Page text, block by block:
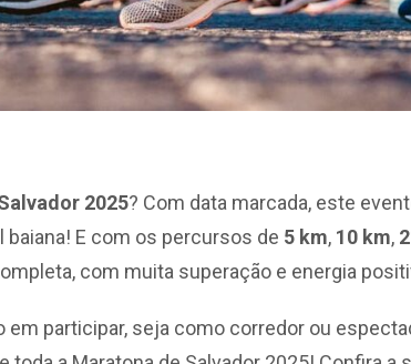
2025? Com data marcada, este
E com os percursos de 5 km, 10 km,
com muita superação e energia
em participar, seja como corredor ou